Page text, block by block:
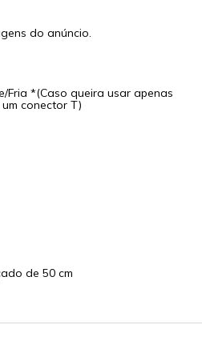
do anúncio.
Fria *(Caso queira usar apenas
conector T)
de 50 cm